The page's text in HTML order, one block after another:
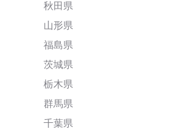
秋田県
山形県
福島県
茨城県
栃木県
群馬県
千葉県